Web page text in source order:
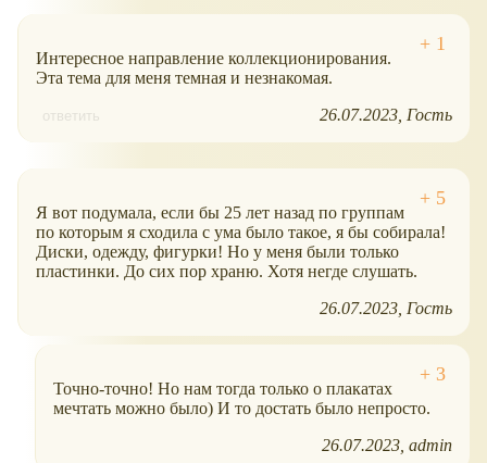
Интересное направление коллекционирования.
Эта тема для меня темная и незнакомая.
ответить 26.07.2023 Гость
Я вот подумала, если бы 25 лет назад по группам
по которым я сходила с ума было такое, я бы собирала!
Диски, одежду, фигурки! Но у меня были только
пластинки. До сих пор храню. Хотя негде слушать.
26.07.2023 Гость
Точно-точно! Но нам тогда только о плакатах
мечтать можно было) И то достать было непросто.
26.07.2023 admin